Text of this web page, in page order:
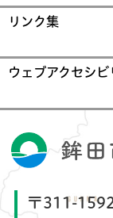
リンク集
ウェブアクセシビ
〒311-